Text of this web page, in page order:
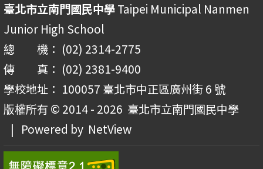
臺北市立南門國民中學Taipei Municipal Nanmen
Junior High School
總 機： (02) 2314-2775
傳 真： (02) 2381-9400
學校地址： 100057 臺北市中正區廣州街 6 號
版權所有 © 2014 - 2026 臺北市立南門國民中學
| Powered by NetView